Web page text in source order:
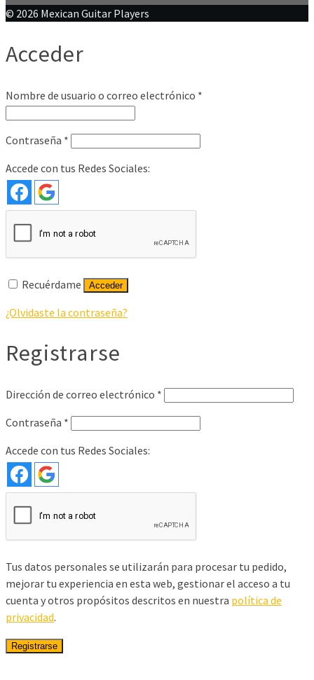
© 2026 Mexican Guitar Players
Acceder
Nombre de usuario o correo electrónico *
Contraseña * Obligatorio
Accede con tus Redes Sociales:
Recuérdame Acceder
¿Olvidaste la contraseña?
Registrarse
Dirección de correo electrónico * Obligatorio
Contraseña * Obligatorio
Accede con tus Redes Sociales:
Tus datos personales se utilizarán para procesar tu pedido,
mejorar tu experiencia en esta web, gestionar el acceso a tu
cuenta y otros propósitos descritos en nuestra política de
privacidad.
Registrarse